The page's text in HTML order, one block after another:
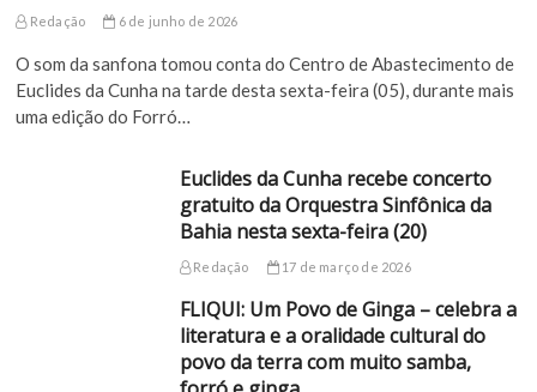
Redação 6 de junho de 2026
O som da sanfona tomou conta do Centro de Abastecimento de
Euclides da Cunha na tarde desta sexta-feira (05), durante mais
uma edição do Forró…
Euclides da Cunha recebe concerto
gratuito da Orquestra Sinfônica da
Bahia nesta sexta-feira (20)
Redação 17 de março de 2026
FLIQUI: Um Povo de Ginga – celebra a
literatura e a oralidade cultural do
povo da terra com muito samba,